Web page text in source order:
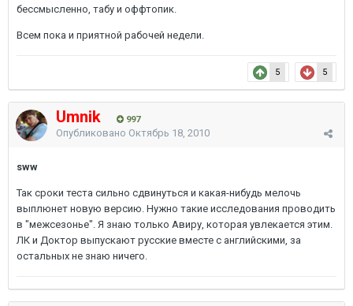
бессмысленно, табу и оффтопик.
Всем пока и приятной рабочей недели.
5 5
Umnik 997
Опубликовано Октябрь 18, 2010
sww
Так сроки теста сильно сдвинуться и какая-нибудь мелочь
выплюнет новую версию. Нужно такие исследования проводить
в "межсезонье". Я знаю только Авиру, которая увлекается этим.
ЛК и Доктор выпускают русские вместе с английскими, за
остальных не знаю ничего.